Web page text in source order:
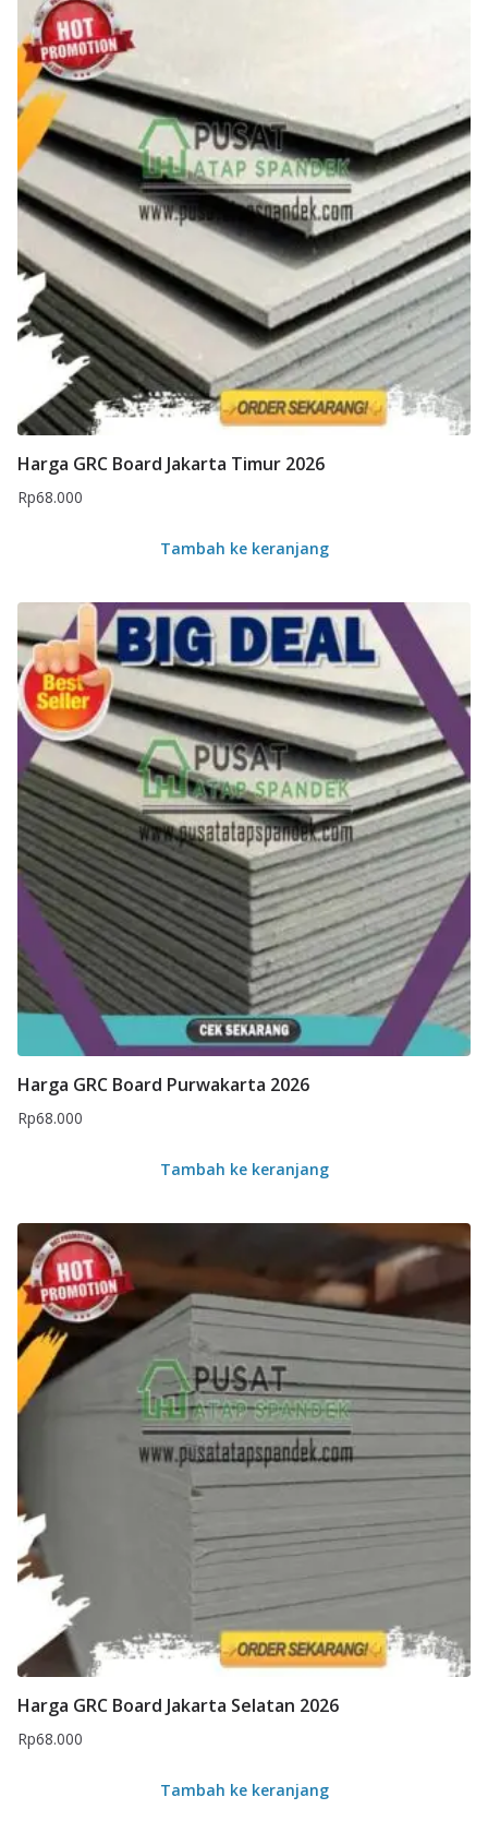
Harga GRC Board Jakarta Timur 2026
Rp68.000
Tambah ke keranjang
Harga GRC Board Purwakarta 2026
Rp68.000
Tambah ke keranjang
Harga GRC Board Jakarta Selatan 2026
Rp68.000
Tambah ke keranjang